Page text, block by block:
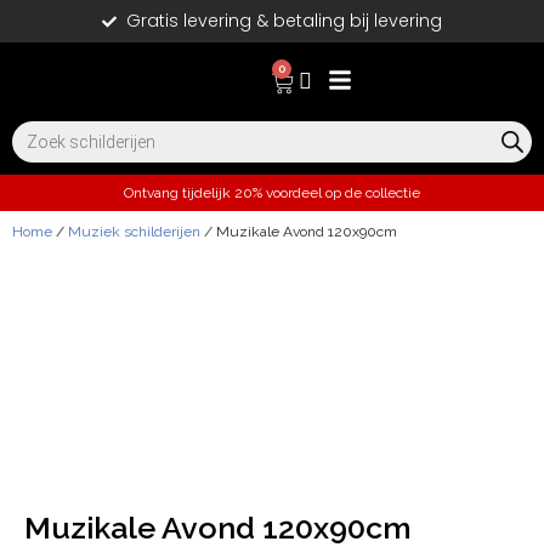
Gratis levering & betaling bij levering
0
Ontvang tijdelijk 20% voordeel op de collectie
Home / Muziek schilderijen / Muzikale Avond 120x90cm
Muzikale Avond 120x90cm